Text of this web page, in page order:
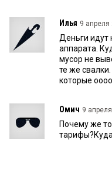
Илья 9 апреля
Деньги идут
аппарата.
мусор не
те же
которые
Омич 9
Почему же